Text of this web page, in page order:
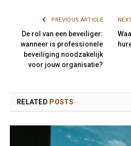
PREVIOUS ARTICLE
De rol van een beveiliger:
wanneer is professionele
beveiliging noodzakelijk
voor jouw organisatie?
RELATED POSTS